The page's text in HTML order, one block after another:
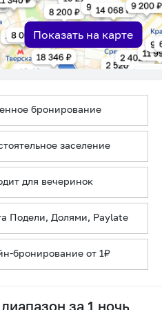
Показать на карте
бронирование
заселение
для вечеринок
Подели, Долями, Paylate
бронирование от 1₽
за 1 ночь